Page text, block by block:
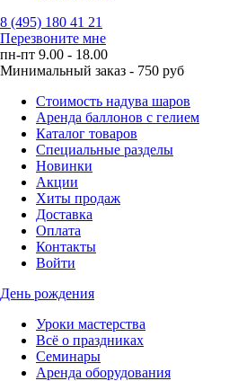
8 (495) 180 41 21
Перезвоните мне
пн-пт 9.00 - 18.00
Минимальный заказ - 750 руб
Стоимость надува шаров
Аренда баллонов с гелием
Каталог товаров
Специальные разделы
Новинки
Акции
Хиты продаж
Доставка
Оплата
Контакты
Войти
День рождения
Уроки мастерства
Всё о праздниках
Семинары
Аренда оборудования